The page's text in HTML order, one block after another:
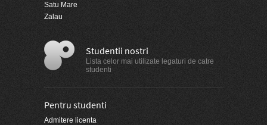
Satu Mare
Zalau
Studentii nostri
Lista celor mai utilizate legaturi de catre
studenti
Pentru studenti
Admitere licenta